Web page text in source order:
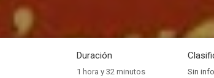
Duración
1 hora y 32 minutos Sin